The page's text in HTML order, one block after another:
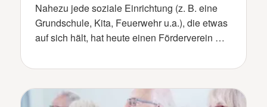
Nahezu jede soziale Einrichtung (z. B. eine
Grundschule, Kita, Feuerwehr u.a.), die etwas
auf sich hält, hat heute einen Förderverein …